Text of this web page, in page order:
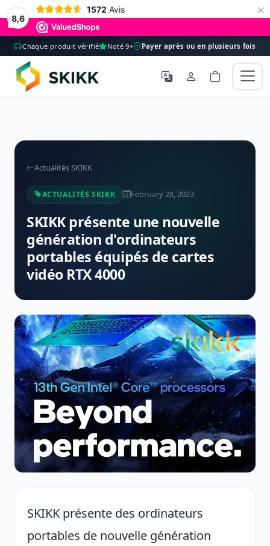
8,6
1572 Avis ×
Chaque produit vérifié Noté 9+ Payer après ou en plusieurs fois
Actualités SKIKK
ACTUALITÉS SKIKK February 28, 2023
SKIKK présente une nouvelle
génération d'ordinateurs
portables équipés de cartes
vidéo RTX 4000
SKIKK présente des ordinateurs
portables de nouvelle génération